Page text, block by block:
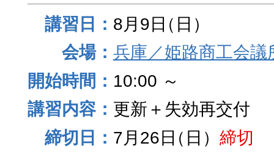
8月9日（日）
兵庫／姫路商工会議
10:00 ～
更新＋失効再交付
7月26日（日） 締切